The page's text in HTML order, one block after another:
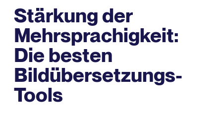
Stärkung der
Mehrsprachigkeit:
Die besten
Bildübersetzungs-
Tools